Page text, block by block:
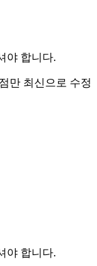
야 합니다.
만 최신으로 수정
야 합니다.